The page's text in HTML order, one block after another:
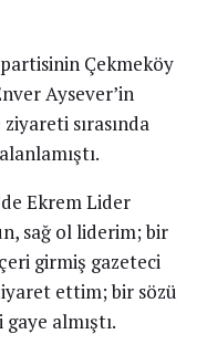
Çekmeköy
Aysever’in
sırasında
Ekrem Lider
sağ ol liderim; bir
girmiş gazeteci
ettim; bir sözü
almıştı.